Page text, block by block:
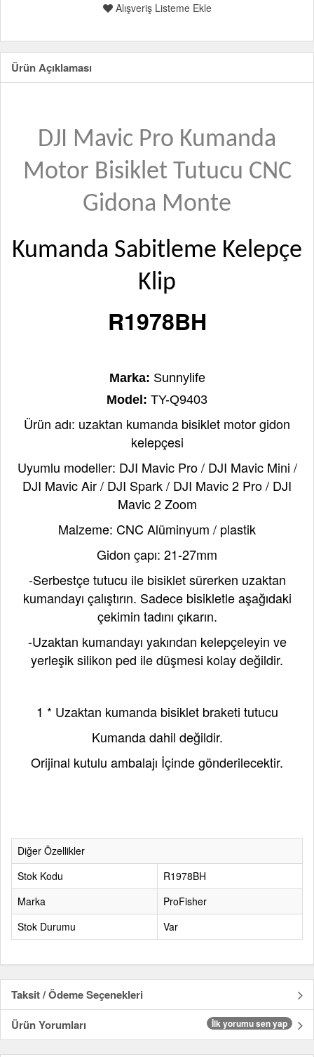
Alışveriş Listeme Ekle
Ürün Açıklaması
DJI Mavic Pro Kumanda
Motor Bisiklet Tutucu CNC
Gidona Monte
Kumanda Sabitleme Kelepçe
Klip
R1978BH
Marka: Sunnylife
Model: TY-Q9403
Ürün adı: uzaktan kumanda bisiklet motor gidon
kelepçesi
Uyumlu modeller: DJI Mavic Pro / DJI Mavic Mini /
DJI Mavic Air / DJI Spark / DJI Mavic 2 Pro / DJI
Mavic 2 Zoom
Malzeme: CNC Alüminyum / plastik
Gidon çapı: 21-27mm
-Serbestçe tutucu ile bisiklet sürerken uzaktan
kumandayı çalıştırın. Sadece bisikletle aşağıdaki
çekimin tadını çıkarın.
-Uzaktan kumandayı yakından kelepçeleyin ve
yerleşik silikon ped ile düşmesi kolay değildir.
1 * Uzaktan kumanda bisiklet braketi tutucu
Kumanda dahil değildir.
Orijinal kutulu ambalajı İçinde gönderilecektir.
Diğer Özellikler
Stok Kodu
R1978BH
Marka
ProFisher
Stok Durumu
Var
Taksit / Ödeme Seçenekleri
Ürün Yorumları
İlk yorumu sen yap